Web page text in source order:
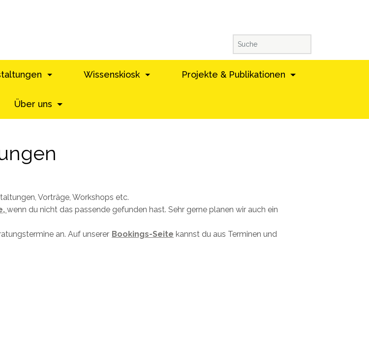
Wissenskiosk Projekte & Publikationen
Über uns
Vorträge, Workshops etc.
wenn du nicht das passende gefunden hast. Sehr gerne planen wir auch ein
an. Auf unserer Bookings-Seite kannst du aus Terminen und